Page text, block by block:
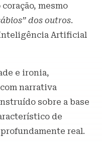
mesmo
dos outros.
Artificial
e ironia,
narrativa
sobre a base
de
real.